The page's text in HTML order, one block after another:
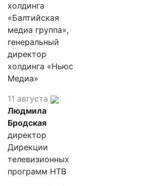
холдинга
«Балтийская
медиа группа»,
генеральный
директор
холдинга «Ньюс
Медиа»
11 августа
Людмила
Бродская
директор
Дирекции
телевизионных
программ НТВ